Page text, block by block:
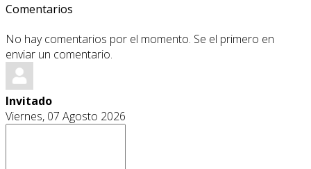
Comentarios
No hay comentarios por el momento. Se el primero en
enviar un comentario.
Invitado
Viernes, 07 Agosto 2026